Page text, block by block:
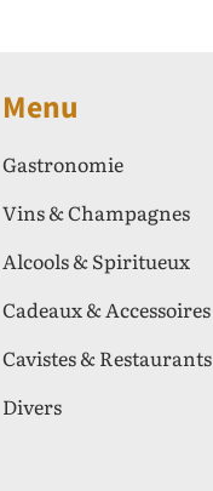
Menu
Gastronomie
Vins & Champagnes
Alcools & Spiritueux
Cadeaux & Accessoires
Cavistes & Restaurants
Divers